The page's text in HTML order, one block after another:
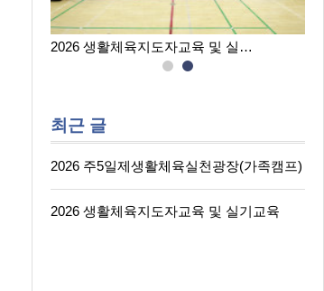
2026 생활체육지도자교육 및 실…
최근 글
2026 주5일제생활체육실천광장(가족캠프)
2026 생활체육지도자교육 및 실기교육